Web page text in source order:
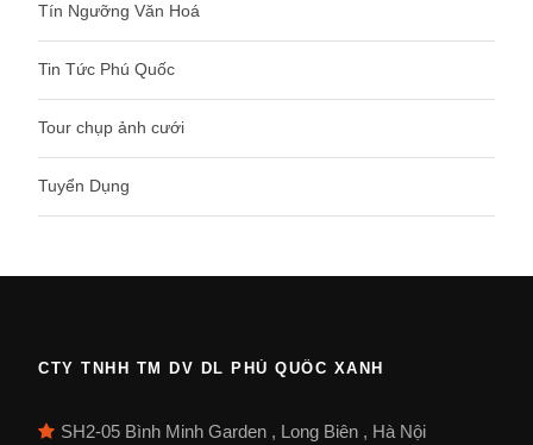
Tín Ngưỡng Văn Hoá
Tin Tức Phú Quốc
Tour chụp ảnh cưới
Tuyển Dụng
CTY TNHH TM DV DL PHÚ QUỐC XANH
SH2-05 Bình Minh Garden , Long Biên , Hà Nội